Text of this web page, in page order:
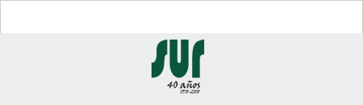
to
to